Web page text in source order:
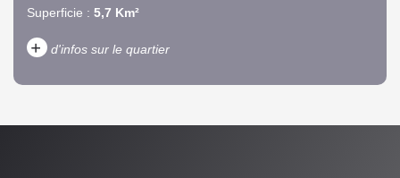
Superficie : 5,7 Km²
+ d'infos sur le quartier